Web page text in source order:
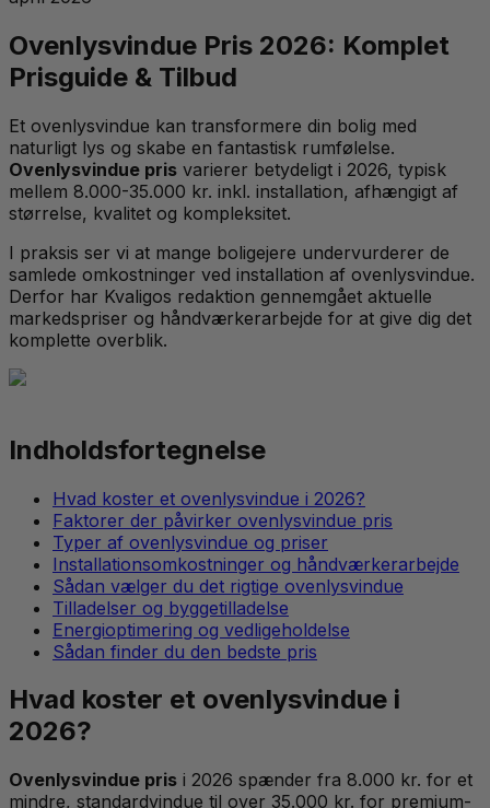
Ovenlysvindue Pris 2026: Komplet
Prisguide & Tilbud
Et ovenlysvindue kan transformere din bolig med
naturligt lys og skabe en fantastisk rumfølelse.
Ovenlysvindue pris varierer betydeligt i 2026, typisk
mellem 8.000-35.000 kr. inkl. installation, afhængigt af
størrelse, kvalitet og kompleksitet.
I praksis ser vi at mange boligejere undervurderer de
samlede omkostninger ved installation af ovenlysvindue.
Derfor har Kvaligos redaktion gennemgået aktuelle
markedspriser og håndværkerarbejde for at give dig det
komplette overblik.
Indholdsfortegnelse
Hvad koster et ovenlysvindue i 2026?
Faktorer der påvirker ovenlysvindue pris
Typer af ovenlysvindue og priser
Installationsomkostninger og håndværkerarbejde
Sådan vælger du det rigtige ovenlysvindue
Tilladelser og byggetilladelse
Energioptimering og vedligeholdelse
Sådan finder du den bedste pris
Hvad koster et ovenlysvindue i
2026?
Ovenlysvindue pris i 2026 spænder fra 8.000 kr. for et
mindre, standardvindue til over 35.000 kr. for premium-